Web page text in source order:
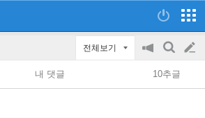
전체보기
공
지
on/off
검
색
글
쓰
내 댓글 10추글